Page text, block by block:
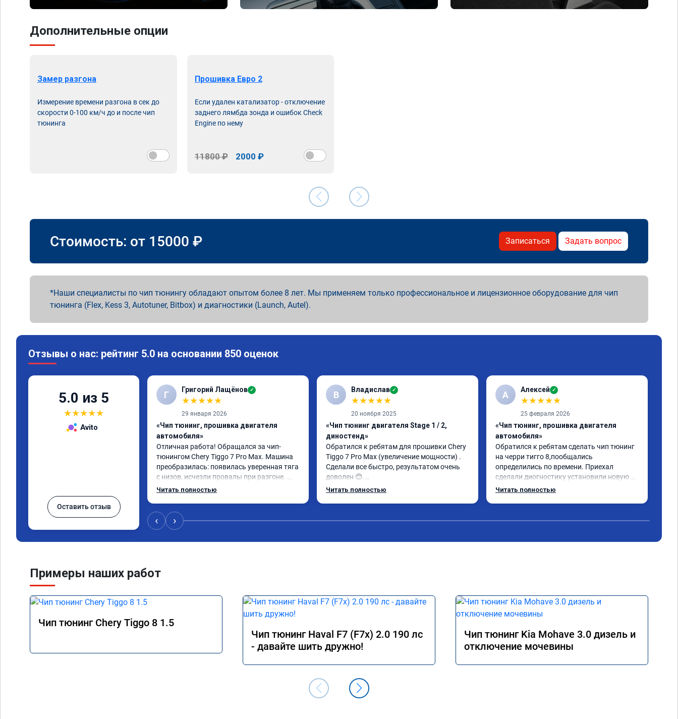
Дополнительные опции
Замер разгона
Измерение времени разгона в сек до
скорости 0-100 км/ч до и после чип
тюнинга
Прошивка Евро 2
Если удален катализатор - отключение
заднего лямбда зонда и ошибок Check
Engine по нему
11800 ₽ 2000 ₽
Стоимость: от 15000 ₽ Записаться Задать вопрос
Наши специалисты по чип тюнингу обладают опытом более 8 лет. Мы применяем только профессиональное и лицензионное оборудование для чип
тюнинга (Flex, Kess 3, Autotuner, Bitbox) и диагностики (Launch, Autel).
Отзывы о нас: рейтинг 5.0 на основании 850 оценок
5.0 из 5
★★★★★
Avito
Оставить отзыв
Г Григорий Лащёнов ✓
★★★★★
29 января 2026
«Чип тюнинг, прошивка двигателя
автомобиля»
Отличная работа! Обращался за чип-
тюнингом Chery Tiggo 7 Pro Max. Машина
преобразилась: появилась уверенная тяга
с низов, исчезли провалы при разгоне.
Расход в спокойном режиме даже немного
всем, кто сомневается.
Читать полностью
В Владислав ✓
★★★★★
20 ноября 2025
«Чип тюнинг двигателя Stage 1 / 2,
диностенд»
Обратился к ребятам для прошивки Chery
Tiggo 7 Pro Max (увеличение мощности) .
Сделали все быстро, результатом очень
доволен 😊.
Автомобиль совсем по другому себя
Читать полностью
А Алексей ✓
★★★★★
25 февраля 2026
«Чип тюнинг, прошивка двигателя
автомобиля»
Обратился к ребятам сделать чип тюнинг
на черри тигго 8,пообщались
определились по времени. Приехал
сделали диогностику установили новую
прошивку машина заработала как часики.
Читать полностью
‹ ›
Примеры наших работ
Чип тюнинг Chery Tiggo 8 1.5
Чип тюнинг Haval F7 (F7x) 2.0 190 лс
- давайте шить дружно!
Чип тюнинг Kia Mohave 3.0 дизель и
отключение мочевины